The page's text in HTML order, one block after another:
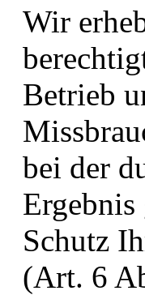
Wir
Betrieb
bei der
Ergebnis
Schutz
(Art. 6